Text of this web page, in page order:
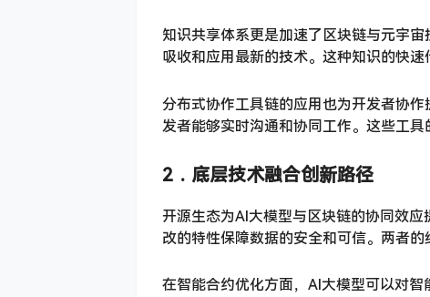
知识共享体系更是加速了区块链与元宇
吸收和应用最新的技术。这种知识的快
分布式协作工具链的应用也为开发者协
发者能够实时沟通和协同工作。这些工
2． 底层技术融合创新路径
开源生态为AI大模型与区块链的协同效
改的特性保障数据的安全和可信。两者的
在智能合约优化方面，AI大模型可以对